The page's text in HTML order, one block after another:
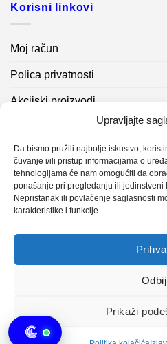
Upravljajte
Da bismo pružili najbolje iskustvo,
čuvanje i/ili pristup informacijama o
tehnologijama će nam omogućiti da
ponašanje pri pregledanju ili jedinstveni
Nepristanak ili povlačenje saglasnosti
karakteristike i funkcije.
Odbij
Prikaži
Korisni linkovi
Moj račun
Polica privatnosti
Akcijski proizvodi
Novosti
Sistem mjerenja vibracija –
Sistem mjerenja vibracija –
Certificirani partner za
Design with ♥